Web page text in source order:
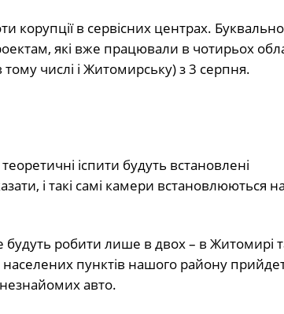
в сервісних центрах. Буквально
які вже працювали в чотирьох
числі і Житомирську) з 3 серпня.
іспити будуть встановлені
і такі самі камери встановлюються на
будуть робити лише в двох – в Житомирі
пунктів нашого району
авто.